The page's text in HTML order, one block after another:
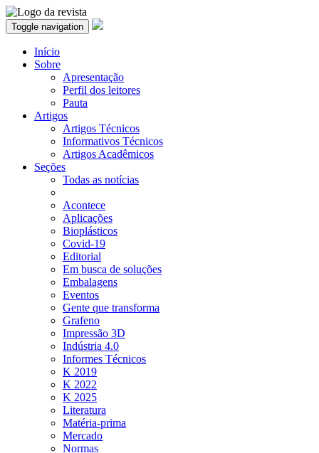
Toggle navigation
Início
Sobre
Apresentação
Perfil dos leitores
Pauta
Artigos
Artigos Técnicos
Informativos Técnicos
Artigos Acadêmicos
Seções
Todas as notícias
Acontece
Aplicações
Bioplásticos
Covid-19
Editorial
Em busca de soluções
Embalagens
Eventos
Gente que transforma
Grafeno
Impressão 3D
Indústria 4.0
Informes Técnicos
K 2019
K 2022
K 2025
Literatura
Matéria-prima
Mercado
Normas